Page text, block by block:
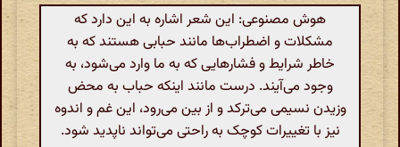
هوش مصنوعی: این شعر اشاره به این دارد که
مشکلات و اضطراب‌ها مانند حبابی هستند که به
خاطر شرایط و فشارهایی که به ما وارد می‌شود، به
وجود می‌آیند. درست مانند اینکه حباب به محض
وزیدن نسیمی می‌ترکد و از بین می‌رود، این غم و اندوه
نیز با تغییرات کوچک به راحتی می‌تواند ناپدید شود.